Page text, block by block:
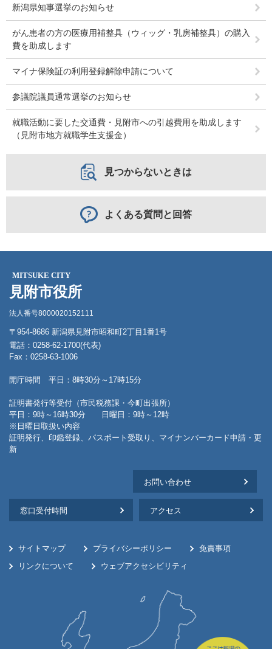
新潟県知事選挙のお知らせ
がん患者の方の医療用補整具（ウィッグ・乳房補整具）の購入
費を助成します
マイナ保険証の利用登録解除申請について
参議院議員通常選挙のお知らせ
就職活動に要した交通費・見附市への引越費用を助成します
（見附市地方就職学生支援金）
見つからないときは
よくある質問と回答
MITSUKE CITY
見附市役所
法人番号8000020152111
〒954-8686 新潟県見附市昭和町2丁目1番1号
電話：0258-62-1700(代表)
Fax：0258-63-1006
開庁時間 平日：8時30分～17時15分
証明書発行等受付（市民税務課・今町出張所）
平日：9時～16時30分 日曜日：9時～12時
※日曜日取扱い内容
証明発行、印鑑登録、パスポート受取り、マイナンバーカード申請・更
新
お問い合わせ
窓口受付時間 アクセス
サイトマップ プライバシーポリシー
免責事項
リンクについて
ウェブアクセシビリティ